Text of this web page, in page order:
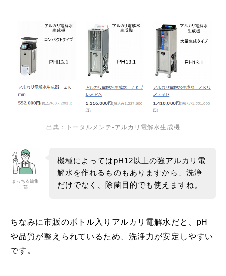
出典： トータルメンテ-アルカリ電解水生成機
まっちる編集
部
機種によってはpH12以上の強アルカリ電
解水を作れるものもありますから、洗浄
だけでなく、除菌目的でも使えますね。
ちなみに市販のボトル入りアルカリ電解水だと、pH
や品質が整えられているため、洗浄力が安定しやすい
です。